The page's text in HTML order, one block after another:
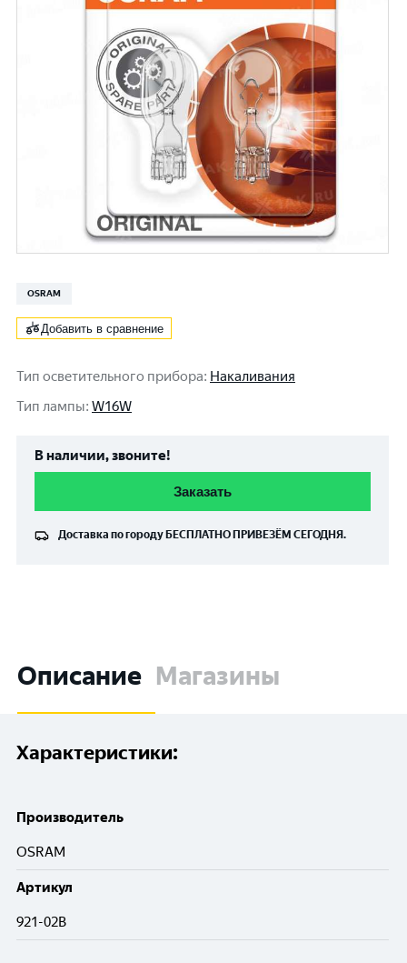
OSRAM
Добавить в сравнение
Тип осветительного прибора: Накаливания
Тип лампы: W16W
В наличии, звоните!
Заказать
Доставка по городу БЕСПЛАТНО ПРИВЕЗЁМ СЕГОДНЯ.
Описание Магазины
Характеристики:
Производитель
OSRAM
Артикул
921-02В